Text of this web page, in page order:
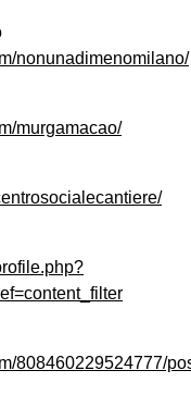
nonunadimenomilano/
murgamacao/
808460229524777/